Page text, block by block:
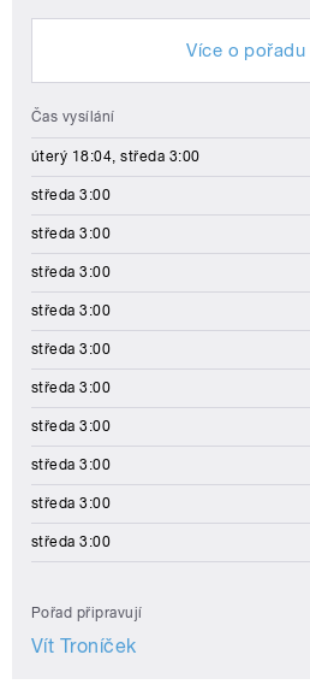
Více o pořadu
Čas vysílání
úterý 18:04, středa 3:00
středa 3:00
středa 3:00
středa 3:00
středa 3:00
středa 3:00
středa 3:00
středa 3:00
středa 3:00
středa 3:00
středa 3:00
Pořad připravují
Vít Troníček